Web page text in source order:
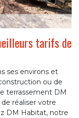
tarifs de
ses environs et
ou de
terrassement DM
réaliser votre
DM Habitat, notre